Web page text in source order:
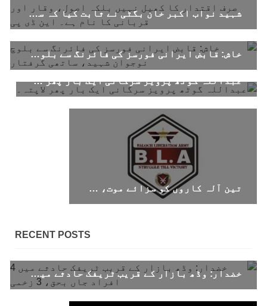
بلوچ اسٹوڈنٹس ایکشن کمیٹی کے مرکزی ترجمان
نے اپنے جاری کردہ بیان میں کہا ہے کہ تنظیم کا
دشتیاری بنام صورت خان مری اور میر محمد علی
تالپور
SHARE
1715 VIEWS جون 7, 2023
بلوچستان میں خواتین کو معاشرتی مسائل کے بعد
مقابلہ آرگنائزر بانک شلی ، ڈپٹی آرگنائزر
رقیہ بلوچ
SHARE
شہید نواب اکبر خان بگٹی نے ثابت کیا کہ سیاست صرف اقتدار کا کھیل نہیں بلکہ اصول، وقار اور قربانی کا نام ہے۔ این ڈی پی
خاش: قابض ایرانی فورسز کی فائرنگ سے بلوچ نوجوان شہید، ساتھی گرفتار
عبداللہ گوٹھ پرویز سرگانی ایک بار پھر لاپتہ۔
تین آلہ کاروں کو سزائے موت، قابض فوج، تنصیبات و معدنیات لیجانے والی گاڑیوں کو نشانہ بنایا – بی ایل اے
RECENT POSTS
خضدار: وڈھ بازار کے قریب ٹریفک حادثے میں 4 افراد جاں بحق، 3 زخمی